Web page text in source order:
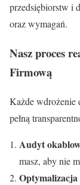
przedsiębiorstw i
oraz wymagań.
Nasz proces
Firmową
Każde wdrożenie
pełną
Audyt
masz, aby nie